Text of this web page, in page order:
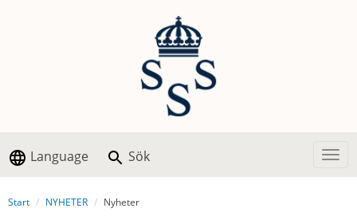
Language Sök
Start NYHETER Nyheter